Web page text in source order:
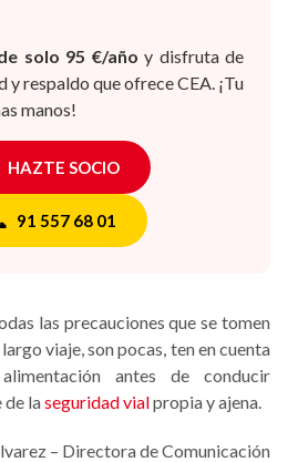
solo 95 €/año y disfruta de
respaldo que ofrece CEA. ¡Tu
manos!
HAZTE SOCIO
91 557 68 01
las precauciones que se tomen
viaje, son pocas, ten en cuenta
antes de conducir
laseguridad vialpropia y ajena.
– Directora de Comunicación